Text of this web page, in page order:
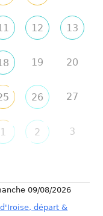
12 13
19 20
26 27
1 2 3
09/08/2026
départ &